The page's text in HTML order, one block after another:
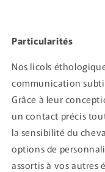
Particularités
Nos licols
communication
Grâce à leur
un contact précis
la sensibilité du
options de
assortis à vos